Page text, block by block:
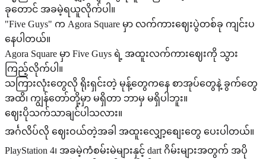
ခုတောင် အခမဲ့ရယူလိုက်ပါ။
"Five Guys" က Agora Square မှာ လက်ကားဈေးပွဲတစ်ခု ကျင်းပ
နေပါတယ်။
Agora Square မှာ Five Guys ရဲ့ အထူးလက်ကားဈေးကို သွား
ကြည့်လိုက်ပါ။
သကြားလုံးတွေလို ရိုးရှင်းတဲ့ မုန့်တွေကနေ စာအုပ်တွေနဲ့ ခွက်တွေ
အထိ၊ ကျွန်တော်တို့မှာ မရှိတာ ဘာမှ မရှိပါဘူး။
ဈေးပိုသက်သာချင်ပါသလား။
အင်္ဂလိပ်လို ဈေးဝယ်တဲ့အခါ အထူးလျှော့စျေးတွေ ပေးပါတယ်။
PlayStation 4၊ အခမဲ့ကံစမ်းမဲများနှင့် dart ဂိမ်းများအတွက် အပို